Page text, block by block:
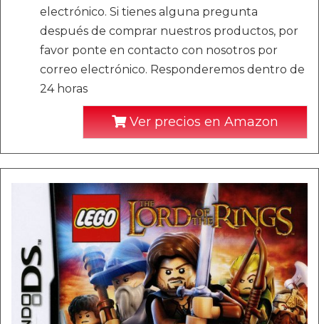
electrónico. Si tienes alguna pregunta
después de comprar nuestros productos, por
favor ponte en contacto con nosotros por
correo electrónico. Responderemos dentro de
24 horas
Ver precios en Amazon